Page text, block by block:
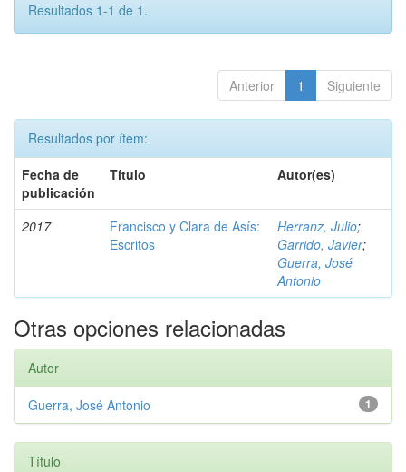
Resultados 1-1 de 1.
Anterior 1 Siguiente
Resultados por ítem:
Fecha de
publicación
Título Autor(es)
2017
Francisco y Clara de Asís:
Escritos
Herranz, Julio;
Garrido, Javier;
Guerra, José
Antonio
Otras opciones relacionadas
Autor
1
Guerra, José Antonio
Título